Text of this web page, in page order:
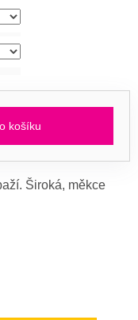
košíku
Široká, měkce